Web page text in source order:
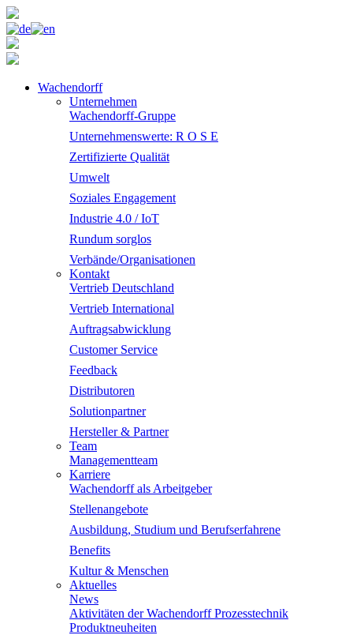
Wachendorff
Unternehmen
Wachendorff-Gruppe
Unternehmenswerte: R O S E
Zertifizierte Qualität
Umwelt
Soziales Engagement
Industrie 4.0 / IoT
Rundum sorglos
Verbände/Organisationen
Kontakt
Vertrieb Deutschland
Vertrieb International
Auftragsabwicklung
Customer Service
Feedback
Distributoren
Solutionpartner
Hersteller & Partner
Team
Managementteam
Karriere
Wachendorff als Arbeitgeber
Stellenangebote
Ausbildung, Studium und Berufserfahrene
Benefits
Kultur & Menschen
Aktuelles
News
Aktivitäten der Wachendorff Prozesstechnik
Produktneuheiten